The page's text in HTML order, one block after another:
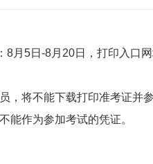
8月5日-8月20日，打印入口
，将不能下载打印准考证并参
能作为参加考试的凭证。